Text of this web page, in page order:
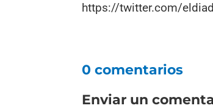
https://twitter.com/
0 comentarios
Enviar un